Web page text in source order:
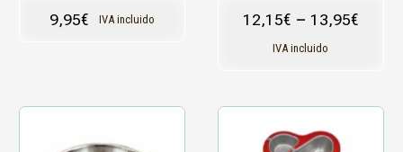
9,95€ IVA incluido 12,15€ – 13,95€
IVA incluido
producto